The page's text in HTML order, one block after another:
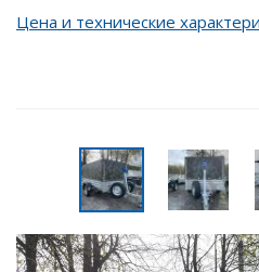
Цена и технические